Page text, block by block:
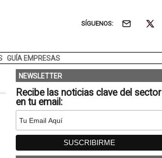
SÍGUENOS:
GUÍA EMPRESAS
NEWSLETTER
Recibe las noticias clave del sector
en tu email: